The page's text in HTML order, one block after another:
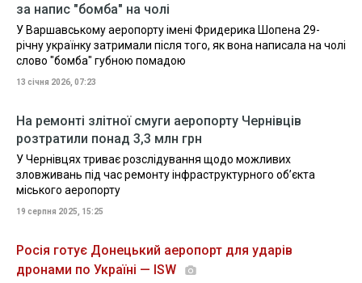
за напис "бомба" на чолі
У Варшавському аеропорту імені Фридерика Шопена 29-
річну українку затримали після того, як вона написала на чолі
слово "бомба" губною помадою
13 січня 2026, 07:23
На ремонті злітної смуги аеропорту Чернівців
розтратили понад 3,3 млн грн
У Чернівцях триває розслідування щодо можливих
зловживань під час ремонту інфраструктурного об’єкта
міського аеропорту
19 серпня 2025, 15:25
Росія готує Донецький аеропорт для ударів
дронами по Україні — ISW